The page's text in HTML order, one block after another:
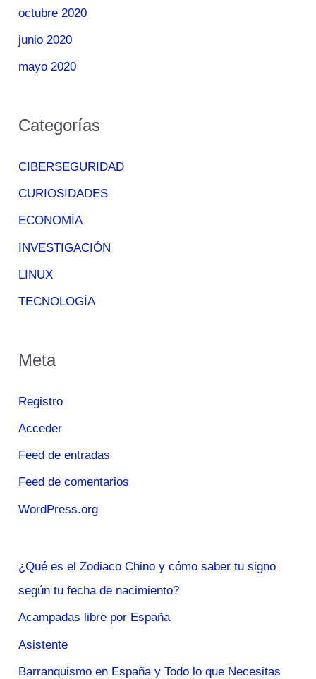
octubre 2020
junio 2020
mayo 2020
Categorías
CIBERSEGURIDAD
CURIOSIDADES
ECONOMÍA
INVESTIGACIÓN
LINUX
TECNOLOGÍA
Meta
Registro
Acceder
Feed de entradas
Feed de comentarios
WordPress.org
¿Qué es el Zodiaco Chino y cómo saber tu signo
según tu fecha de nacimiento?
Acampadas libre por España
Asistente
Barranquismo en España y Todo lo que Necesitas